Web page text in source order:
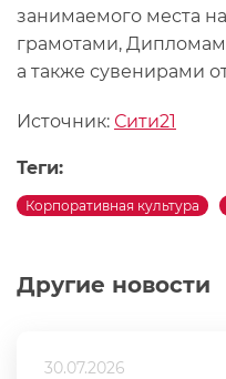
Другие новости
30.07.2026
занимаемого места
грамотами,
а также сувенирами
Источник: Сити21
Теги:
Корпоративная культура